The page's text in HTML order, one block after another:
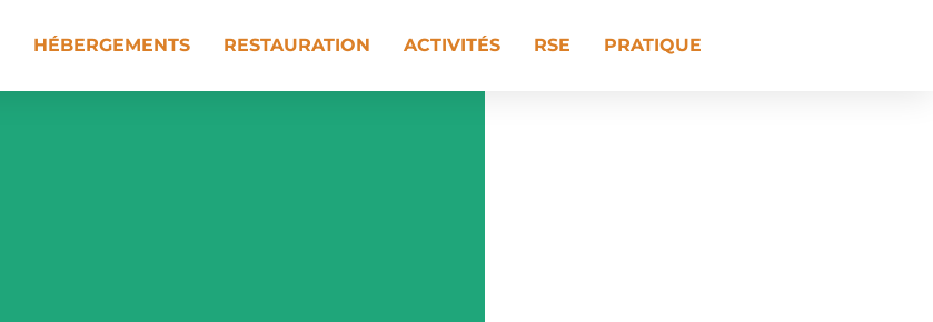
HÉBERGEMENTS RESTAURATION ACTIVITÉS RSE PRATIQUE